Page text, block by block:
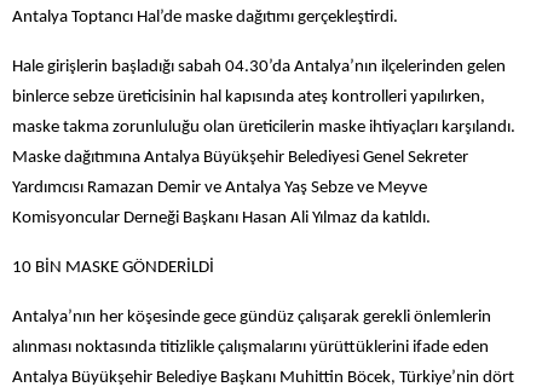
Antalya Toptancı Hal’de maske dağıtımı gerçekleştirdi.
Hale girişlerin başladığı sabah 04.30’da Antalya’nın ilçelerinden gelen
binlerce sebze üreticisinin hal kapısında ateş kontrolleri yapılırken,
maske takma zorunluluğu olan üreticilerin maske ihtiyaçları karşılandı.
Maske dağıtımına Antalya Büyükşehir Belediyesi Genel Sekreter
Yardımcısı Ramazan Demir ve Antalya Yaş Sebze ve Meyve
Komisyoncular Derneği Başkanı Hasan Ali Yılmaz da katıldı.
10 BİN MASKE GÖNDERİLDİ
Antalya’nın her köşesinde gece gündüz çalışarak gerekli önlemlerin
alınması noktasında titizlikle çalışmalarını yürüttüklerini ifade eden
Antalya Büyükşehir Belediye Başkanı Muhittin Böcek, Türkiye’nin dört